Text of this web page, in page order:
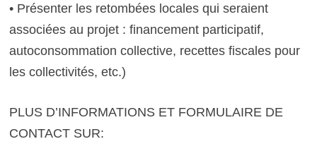
• Présenter les retombées locales qui seraient
associées au projet : financement participatif,
autoconsommation collective, recettes fiscales pour
les collectivités, etc.)
PLUS D’INFORMATIONS ET FORMULAIRE DE
CONTACT SUR: